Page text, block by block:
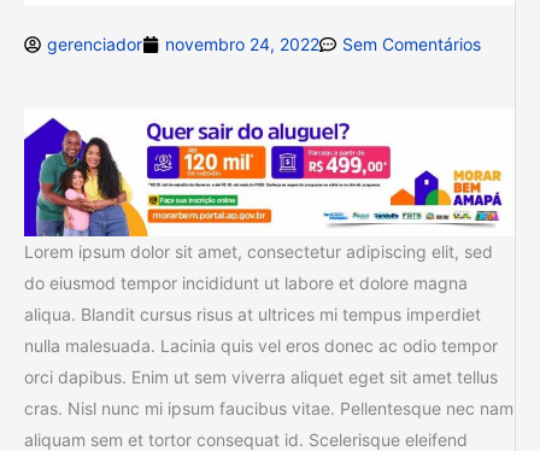
gerenciador novembro 24, 2022 Sem Comentários
Lorem ipsum dolor sit amet, consectetur adipiscing elit, sed
do eiusmod tempor incididunt ut labore et dolore magna
aliqua. Blandit cursus risus at ultrices mi tempus imperdiet
nulla malesuada. Lacinia quis vel eros donec ac odio tempor
orci dapibus. Enim ut sem viverra aliquet eget sit amet tellus
cras. Nisl nunc mi ipsum faucibus vitae. Pellentesque nec nam
aliquam sem et tortor consequat id. Scelerisque eleifend